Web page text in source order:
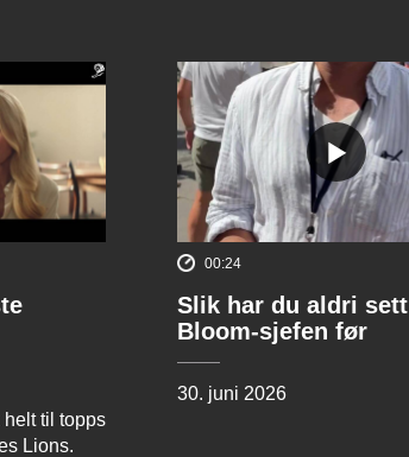
til topps
Lions.
00:24
Slik har du aldri sett
Bloom-sjefen før
30. juni 2026